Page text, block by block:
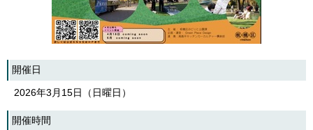
開催日
2026年3月15日（日曜日）
開催時間